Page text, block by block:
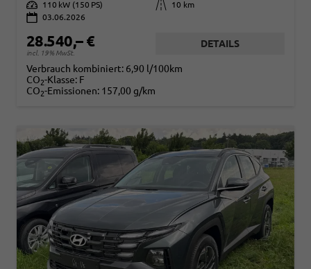
Leistung 110 kW (150 PS) Kilometerstand
10 km
03.06.2026
28.540,– €
incl. 19% MwSt.
DETAILS
Verbrauch kombiniert: 6,90 l/100km
CO2-Klasse: F
CO2-Emissionen: 157,00 g/km